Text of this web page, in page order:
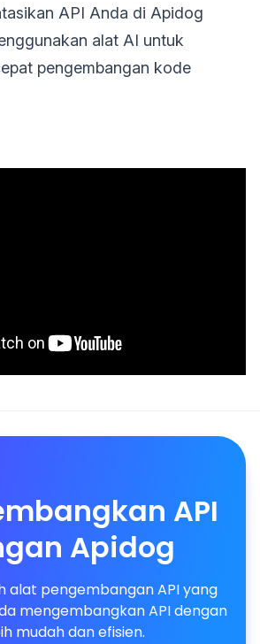
API Anda di Apidog
alat AI untuk
pengembangan kode
API
Apidog
alat pengembangan API yang
mengembangkan API dengan
mudah dan efisien.